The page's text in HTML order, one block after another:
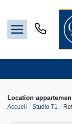
Louer
Location
Accueil Studio T1